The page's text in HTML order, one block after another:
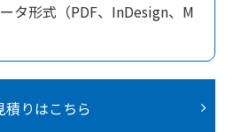
タ形式（PDF、InDesign、M
積りはこちら